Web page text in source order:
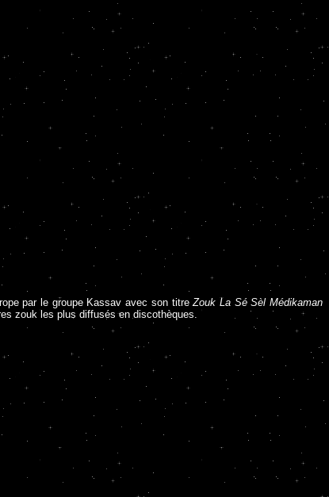
par le groupe Kassav avec son titreZouk La Sé Sèl Médikaman
zouk les plus diffusés en discothèques.